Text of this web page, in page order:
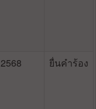
2568 ยื่นคำร้อง